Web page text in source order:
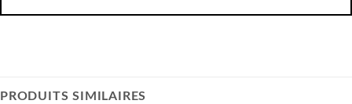
PRODUITS SIMILAIRES